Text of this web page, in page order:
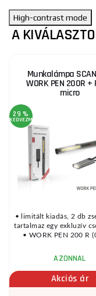
High-contrast mode
A
Munkalámpa
WORK PEN 200R +
micro
29 %
KEDVEZMÉNY
• limitált kiadás, 2 db
tartalmaz egy exkluzív
• WORK PEN 200 R
AZONNAL
Akciós ár